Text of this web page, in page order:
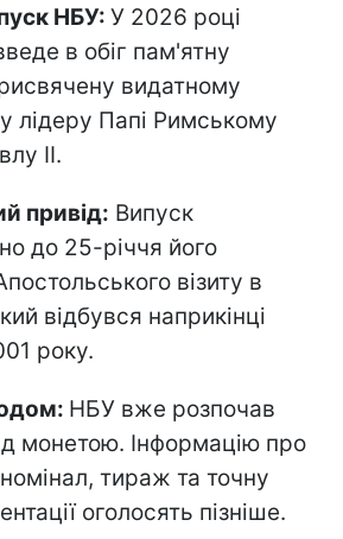
НБУ: У 2026 році
в обіг пам'ятну
видатному
лідеру Папі Римському
II.
привід: Випуск
до 25-річчя його
візиту в
відбувся наприкінці
року.
НБУ вже розпочав
монетою. Інформацію про
номінал, тираж та точну
оголосять пізніше.